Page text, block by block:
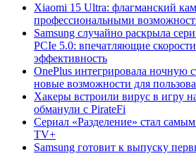
Xiaomi 15 Ultra: флагманский
профессиональными
Samsung случайно раскрыла
PCIe 5.0: впечатляющие
эффективность
OnePlus интегрировала ночную
новые возможности для
Хакеры встроили вирус в игру
обманули с PirateFi
Сериал «Разделение» стал
TV+
Samsung готовит к выпуску